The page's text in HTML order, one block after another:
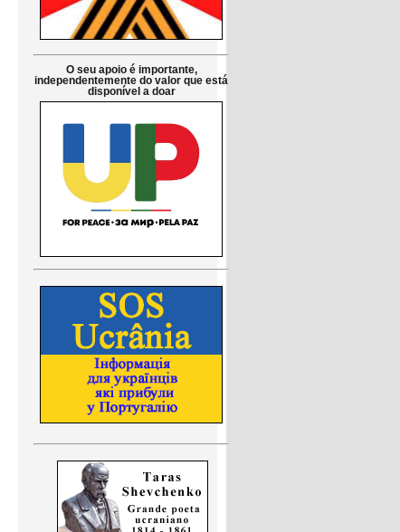
O seu apoio é importante,
independentemente do valor que está
disponível a doar